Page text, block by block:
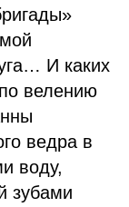
И каких
велению
ведра в
воду,
зубами